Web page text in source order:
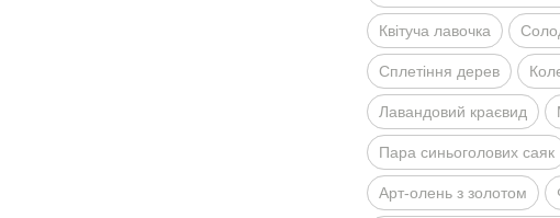
Квiтуча лавочка
Сплетiння дерев
Лавандовий краєвид
Пара синьоголових саяк
Арт-олень з золотом